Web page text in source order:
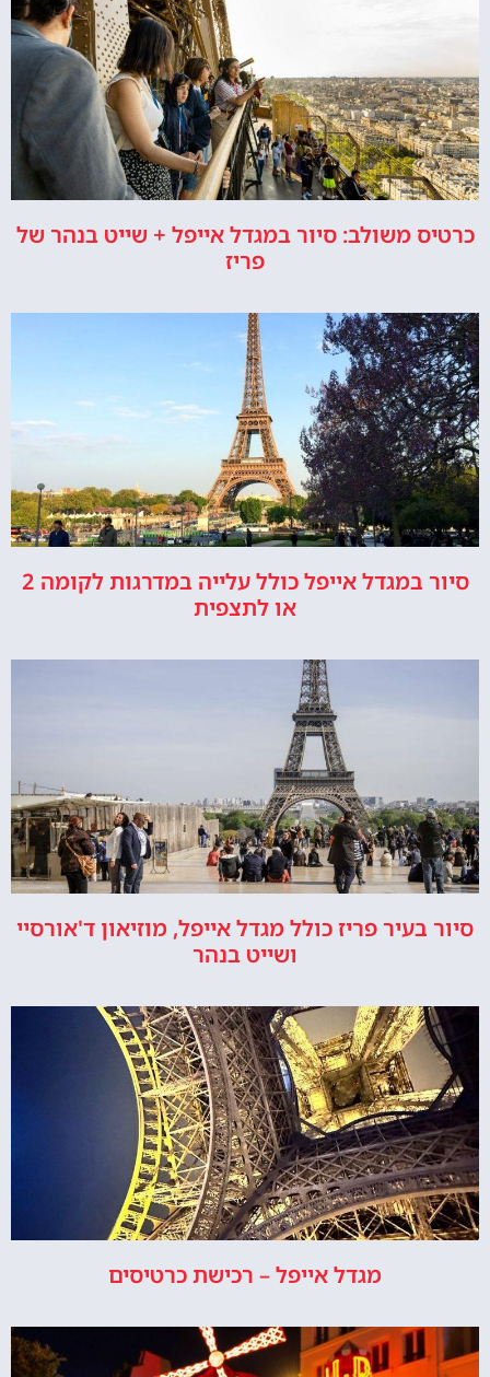
כרטיס משולב: סיור במגדל אייפל + שייט בנהר של
פריז
סיור במגדל אייפל כולל עלייה במדרגות לקומה 2
או לתצפית
סיור בעיר פריז כולל מגדל אייפל, מוזיאון ד'אורסיי
ושייט בנהר
מגדל אייפל – רכישת כרטיסים